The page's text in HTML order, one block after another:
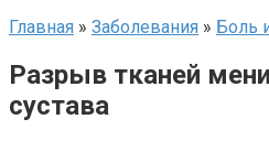
Главная » Заболевания » Боль
Разрыв тканей
сустава